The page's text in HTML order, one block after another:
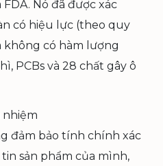
Nó đã được xác
có hiệu lực (theo quy
không có hàm lượng
PCBs và 28 chất gây ô
nhiệm
đảm bảo tính chính xác
sản phẩm của mình,